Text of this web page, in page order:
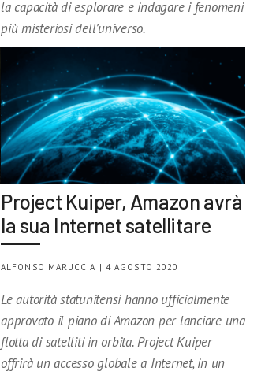
la capacità di esplorare e indagare i fenomeni
più misteriosi dell’universo.
Project Kuiper, Amazon avrà
la sua Internet satellitare
ALFONSO MARUCCIA | 4 AGOSTO 2020
Le autorità statunitensi hanno ufficialmente
approvato il piano di Amazon per lanciare una
flotta di satelliti in orbita. Project Kuiper
offrirà un accesso globale a Internet, in un